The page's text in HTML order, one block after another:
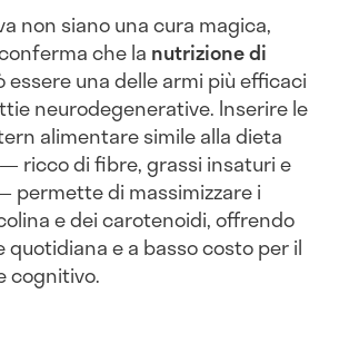
non siano una cura magica,
che la nutrizione di
essere una delle armi più efficaci
neurodegenerative. Inserire le
alimentare simile alla dieta
ricco di fibre, grassi insaturi e
permette di massimizzare i
e dei carotenoidi, offrendo
quotidiana e a basso costo per il
cognitivo.